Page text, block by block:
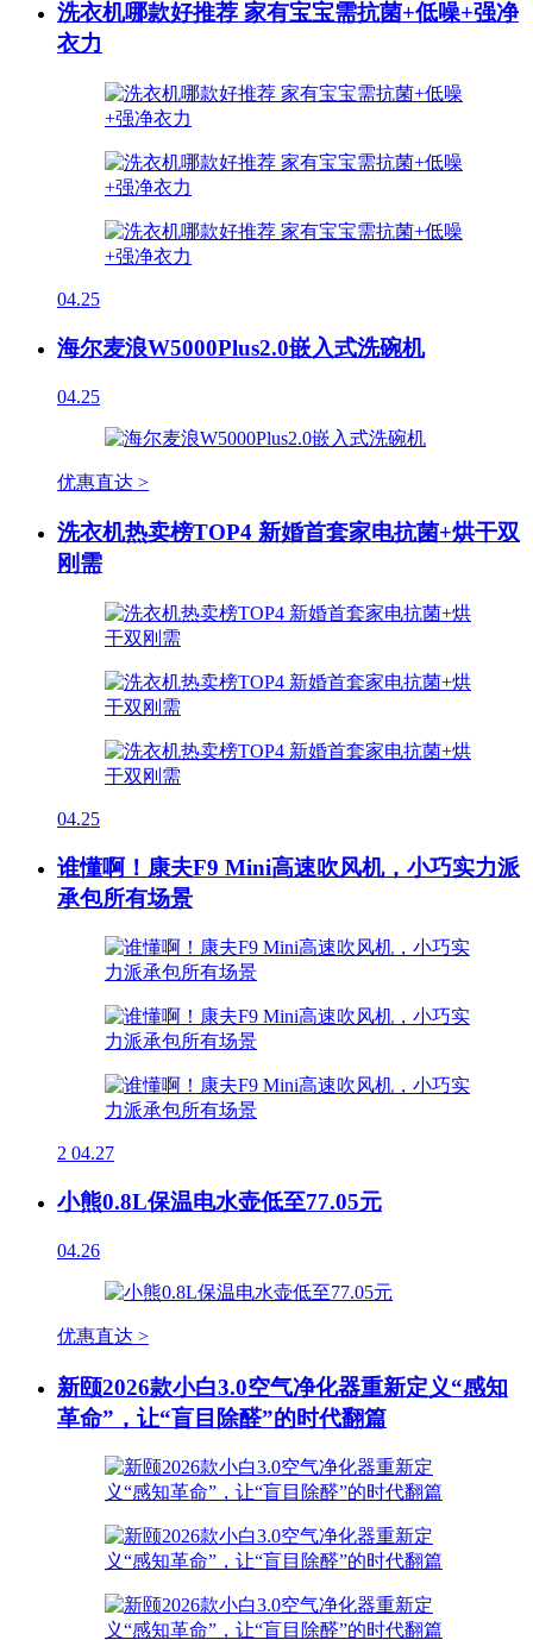
洗衣机哪款好推荐 家有宝宝需抗菌+低噪+强净
衣力
04.25
海尔麦浪W5000Plus2.0嵌入式洗碗机
04.25
优惠直达 >
洗衣机热卖榜TOP4 新婚首套家电抗菌+烘干双
刚需
04.25
谁懂啊！康夫F9 Mini高速吹风机，小巧实力派
承包所有场景
2 04.27
小熊0.8L保温电水壶低至77.05元
04.26
优惠直达 >
新颐2026款小白3.0空气净化器重新定义“感知
革命”，让“盲目除醛”的时代翻篇